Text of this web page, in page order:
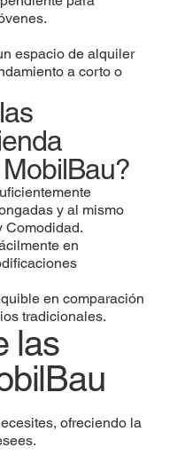
espacio de alquiler
a corto o
y al mismo
Comodidad.
en
en comparación
tradicionales.
las
ofreciendo la